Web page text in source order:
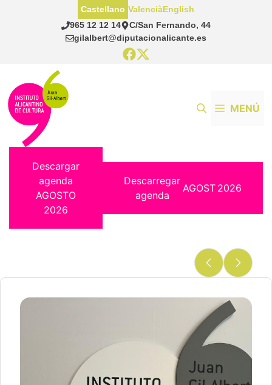
965 12 12 14
C/San Fernando, 44
gilalbert@diputacionalicante.es
Castellano ValenciàEnglish
MENÚ
Descargar
agenda
AGOSTO
2026
Descarregar
agenda
AGOST 2026